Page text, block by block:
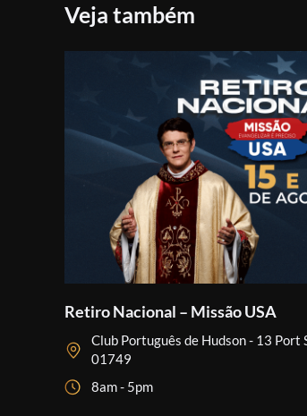
Veja também
Retiro Nacional – Missão USA
Club Português de Hudson - 13 Port
01749
8am - 5pm